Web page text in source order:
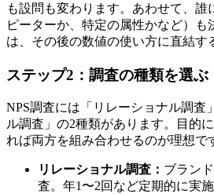
も設問も変わります。あわせて、誰
ピーターか、特定の属性かなど）も
は、その後の数値の使い方に直結す
ステップ2：調査の種類を選ぶ
NPS調査には「リレーショナル調査
ル調査」の2種類があります。目的
れば両方を組み合わせるのが理想で
リレーショナル調査： ブラン
査。年1〜2回など定期的に実